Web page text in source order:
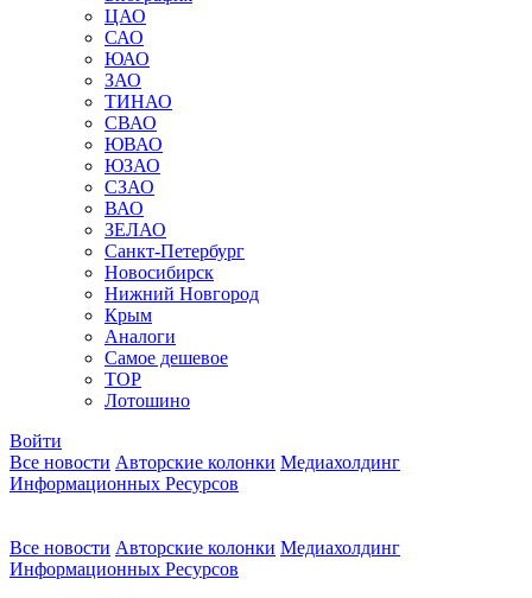
ЦАО
САО
ЮАО
ЗАО
ТИНАО
СВАО
ЮВАО
ЮЗАО
СЗАО
ВАО
ЗЕЛАО
Санкт-Петербург
Новосибирск
Нижний Новгород
Крым
Аналоги
Самое дешевое
TOP
Лотошино
Войти
Все новости Авторские колонки Медиахолдинг
Информационных Ресурсов
Все новости Авторские колонки Медиахолдинг
Информационных Ресурсов